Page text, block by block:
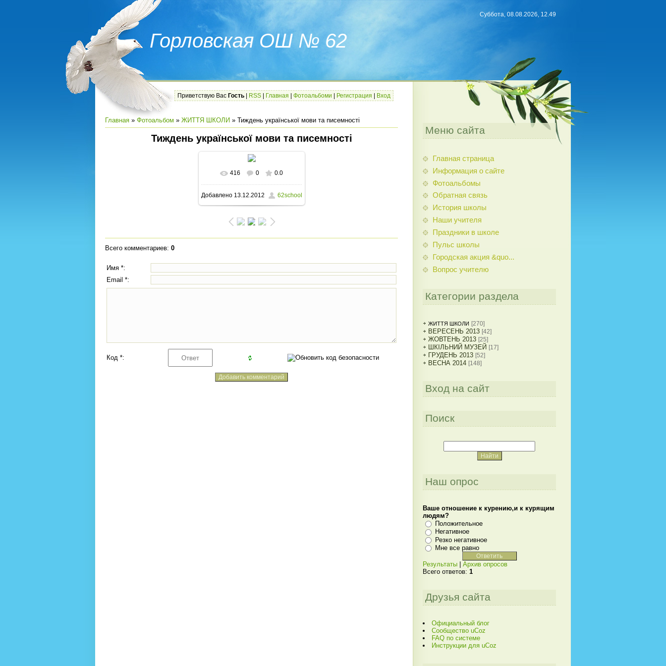
Горловская ОШ № 62
Суббота, 08.08.2026, 12.49
Приветствую Вас Гость RSS Главная Фотоальбоми Регистрация Вход
Главная » Фотоальбом » ЖИТТЯ ШКОЛИ » Тиждень української мови та писемності
Тиждень української мови та писемності
В реальном размере
1600x1200/ 205.2Kb
416 0 0.0
Добавлено13.12.2012 62school
Всего комментариев: 0
Имя *:
Email *:
Код *:
Меню сайта
Главная страница
Информация о сайте
Фотоальбомы
Обратная связь
История школы
Наши учителя
Праздники в школе
Пульс школы
Городская акция &quo...
Вопрос учителю
Категории раздела
ЖИТТЯ ШКОЛИ [270]
ВЕРЕСЕНЬ 2013 [42]
ЖОВТЕНЬ 2013 [25]
ШКІЛЬНИЙ МУЗЕЙ [17]
ГРУДЕНЬ 2013 [52]
ВЕСНА 2014 [148]
Вход на сайт
Поиск
Наш опрос
Ваше отношение к курению,и к курящим
людям?
Положительное
Негативное
Резко негативное
Мне все равно
Результаты
Архив опросов
Всего ответов: 1
Друзья сайта
Официальный блог
Сообщество uCoz
FAQ по системе
Инструкции для uCoz